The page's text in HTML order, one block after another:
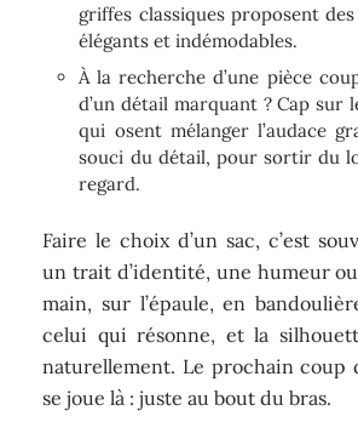
griffes classiques proposent
élégants et indémodables.
À la recherche d’une pièce
d’un détail marquant ? Cap sur
qui osent mélanger l’audace
souci du détail, pour sortir du
regard.
Faire le choix d’un sac, c’est
un trait d’identité, une humeur
main, sur l’épaule, en
celui qui résonne, et la
naturellement. Le prochain coup
se joue là : juste au bout du bras.